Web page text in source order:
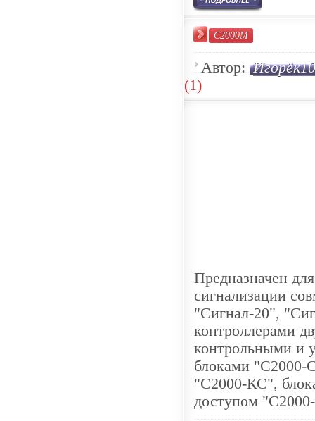
С2000М
Автор:
(1)
Предназначен
сигнализации
"Сигнал-20",
контроллерами
контрольными и
блоками
"С2000-КС",
доступом